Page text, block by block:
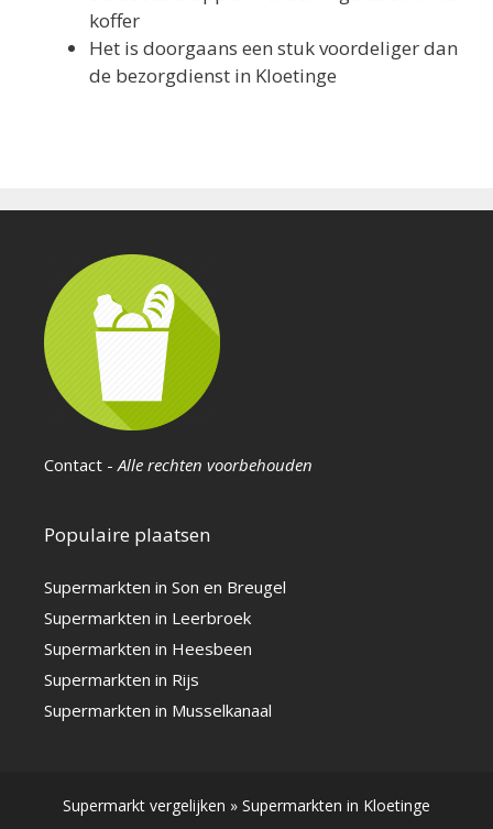
Contact Alle rechten voorbehouden
Supermarkten in Leerbroek
Supermarkten in Rijs
Supermarkten in Musselkanaal
Supermarkt vergelijken»Supermarkten in Kloetinge